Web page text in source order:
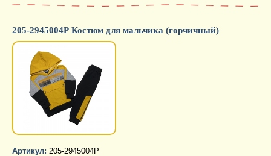
205-2945004Р Костюм для мальчика (горчичный)
Артикул: 205-2945004Р